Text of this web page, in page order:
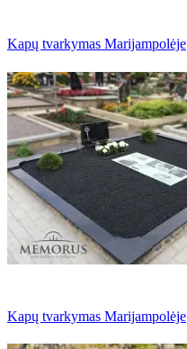
Kapų tvarkymas Marijampolėje
Kapų tvarkymas Marijampolėje